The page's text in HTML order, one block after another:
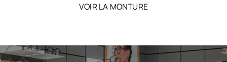
VOIR LA MONTURE